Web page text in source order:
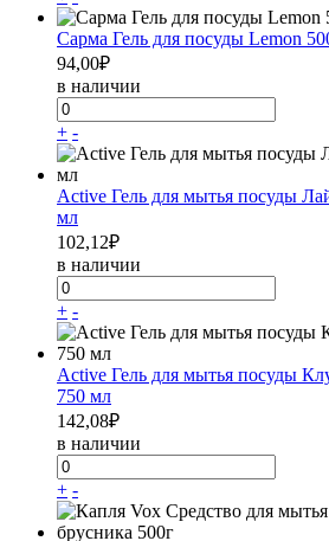
Сарма Гель для посуды Lemon
94,00₽
в наличии
+ -
Active Гель для мытья посуды
мл
102,12₽
в наличии
+ -
Active Гель для мытья посуды
750 мл
142,08₽
в наличии
+ -